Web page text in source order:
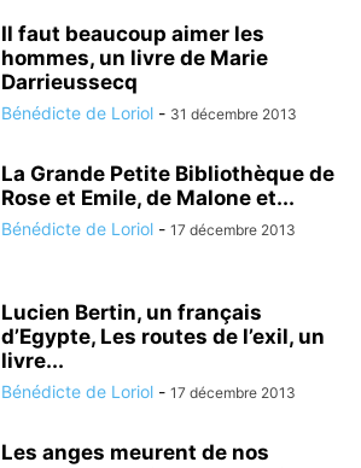
Il faut beaucoup aimer les
hommes, un livre de Marie
Darrieussecq
Bénédicte de Loriol - 31 décembre 2013
La Grande Petite Bibliothèque de
Rose et Emile, de Malone et...
Bénédicte de Loriol - 17 décembre 2013
Lucien Bertin, un français
d’Egypte, Les routes de l’exil, un
livre...
Bénédicte de Loriol - 17 décembre 2013
Les anges meurent de nos